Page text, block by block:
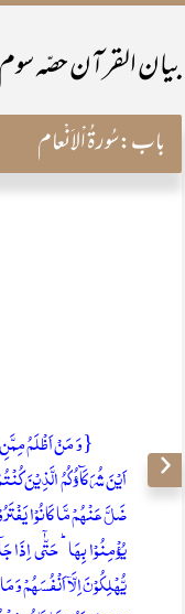
بیان القرآن حصّہ سوم
باب:سُورۃُ اْلاَنْعام